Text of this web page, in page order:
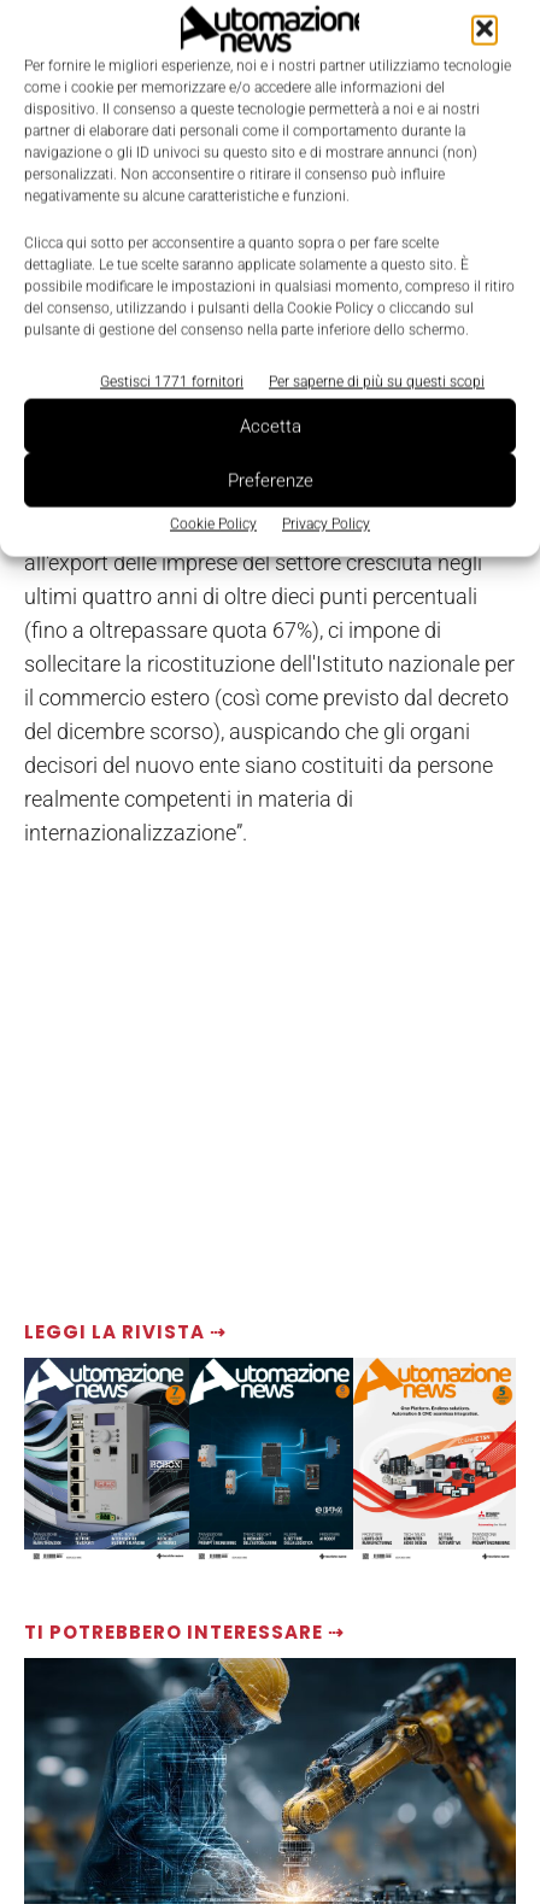
Per fornire le migliori esperienze, noi e i nostri partner utilizziamo tecnologie
come i cookie per memorizzare e/o accedere alle informazioni del
dispositivo. Il consenso a queste tecnologie permetterà a noi e ai nostri
partner di elaborare dati personali come il comportamento durante la
navigazione o gli ID univoci su questo sito e di mostrare annunci (non)
personalizzati. Non acconsentire o ritirare il consenso può influire
negativamente su alcune caratteristiche e funzioni.
Clicca qui sotto per acconsentire a quanto sopra o per fare scelte
dettagliate. Le tue scelte saranno applicate solamente a questo sito. È
possibile modificare le impostazioni in qualsiasi momento, compreso il ritiro
del consenso, utilizzando i pulsanti della Cookie Policy o cliccando sul
pulsante di gestione del consenso nella parte inferiore dello schermo.
Gestisci 1771 fornitori Per saperne di più su questi scopi
Accetta
Preferenze
Cookie Policy Privacy Policy
LEGGI LA RIVISTA ⇢
TI POTREBBERO INTERESSARE ⇢
della attività di ricerca e innovazione indispensabile
per mantenere il passo dei concorrenti stranieri. A
questo proposito - ha proseguito Giancarlo Losma -
pur sapendo che le risorse in campo sono realmente
scarse, chiediamo alle autorità di governo, in linea
con il programma di sviluppo approntato, di
aziende che innovano. Il rischio è infatti che, a corto
di risorse, le imprese italiane del bene strumentale
perdano il vantaggio di competitività che ancora le
decretando così la naturale estinzione di un settore
che resta strategico per il sistema economico del
Paese”.
“D'altra parte la crescente attività sui mercati
stranieri, così come testimonia la propensione
all'export delle imprese del settore cresciuta negli
ultimi quattro anni di oltre dieci punti percentuali
(fino a oltrepassare quota 67%), ci impone di
sollecitare la ricostituzione dell'Istituto nazionale per
il commercio estero (così come previsto dal decreto
del dicembre scorso), auspicando che gli organi
decisori del nuovo ente siano costituiti da persone
realmente competenti in materia di
internazionalizzazione”.